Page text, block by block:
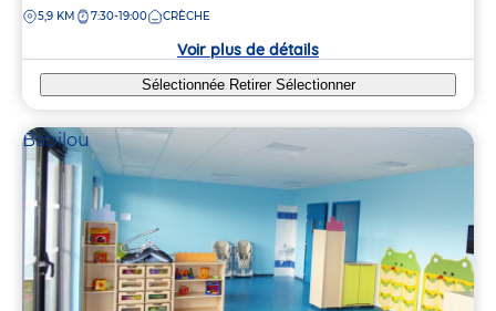
la
DISTANCE
5,9 KM 7:30-19:00 CRÈCHE
Voir plus de détails
Sélectionnée Retirer Sélectionner
Babilou